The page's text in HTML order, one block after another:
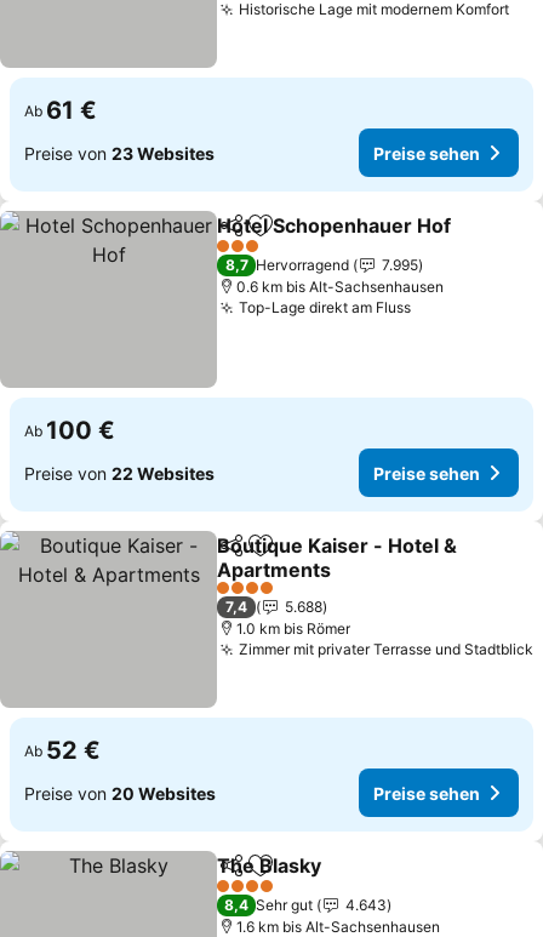
Historische Lage mit modernem Komfort
Ab 61 €
Preise von 23 Websites Preise sehen
TeilenZu Favoriten hinzufügen
Hotel Schopenhauer Hof
3 Sterne
8,7 Hervorragend
7.995
0.6 km bis Alt-Sachsenhausen
Top-Lage direkt am FlussPreise sehen
Ab 100 €
Preise von 22 Websites Preise sehen
TeilenZu Favoriten hinzufügen
Boutique Kaiser - Hotel &
Apartments
Preise sehen
4 Sterne
7,4
5.688
1.0 km bis Römer
Zimmer mit privater Terrasse und Stadtblick
Ab 52 €
Preise von 20 Websites Preise sehen
TeilenZu Favoriten hinzufügen
The Blasky
4 Sterne
8,4 Sehr gut
4.643
1.6 km bis Alt-Sachsenhausen